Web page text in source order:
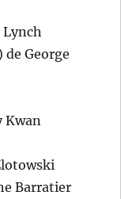
Lynch
George
Kwan
Barratier